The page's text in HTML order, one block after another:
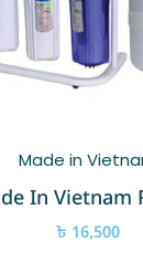
Made in
In
৳ 16,500